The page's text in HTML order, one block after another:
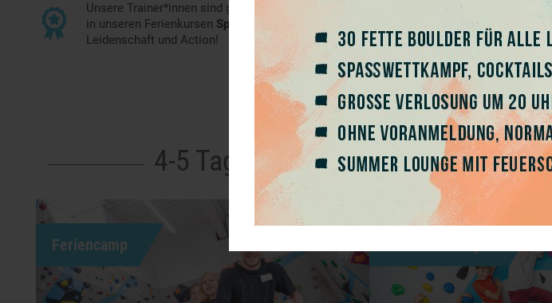
Unsere Trainer*innen sind gezielt durch die Boulderwelt ausgebildet. Sie verbinden
in unseren Ferienkursen Spiel, Spaß und Sport
Leidenschaft und Action!
4-5 Tage
Feriencamp
3